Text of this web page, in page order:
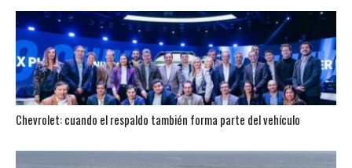
Chevrolet: cuando el respaldo también forma parte del vehículo